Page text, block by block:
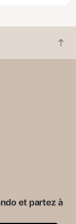
R
e
et partez à